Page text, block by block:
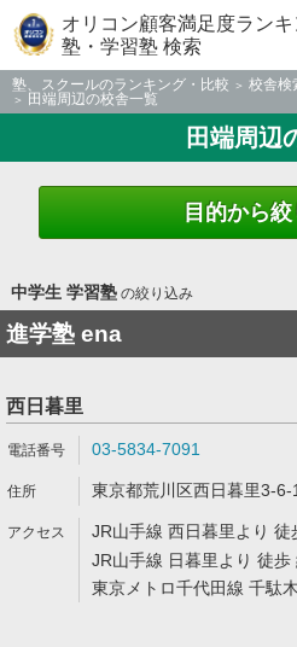
オリコン顧客満足度ラン
塾・学習塾 検索
塾、スクールのランキング・比較 校舎検
田端周辺の校舎一覧
田端周辺
目的から
中学生 学習塾の絞り込み
進学塾 ena
西日暮里
03-5834-7091
東京都荒川区西日暮里3-
JR山手線 西日暮里より 徒
JR山手線 日暮里より 徒歩
東京メトロ千代田線 千駄